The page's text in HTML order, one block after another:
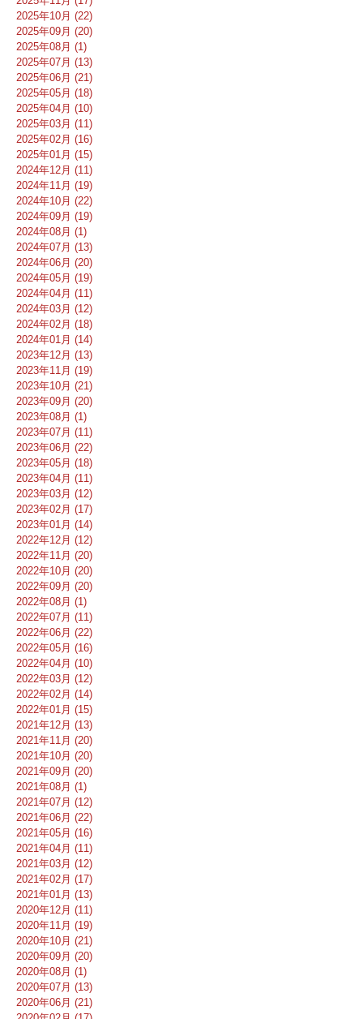
2025年10月 (22)
2025年09月 (20)
2025年08月 (1)
2025年07月 (13)
2025年06月 (21)
2025年05月 (18)
2025年04月 (10)
2025年03月 (11)
2025年02月 (16)
2025年01月 (15)
2024年12月 (11)
2024年11月 (19)
2024年10月 (22)
2024年09月 (19)
2024年08月 (1)
2024年07月 (13)
2024年06月 (20)
2024年05月 (19)
2024年04月 (11)
2024年03月 (12)
2024年02月 (18)
2024年01月 (14)
2023年12月 (13)
2023年11月 (19)
2023年10月 (21)
2023年09月 (20)
2023年08月 (1)
2023年07月 (11)
2023年06月 (22)
2023年05月 (18)
2023年04月 (11)
2023年03月 (12)
2023年02月 (17)
2023年01月 (14)
2022年12月 (12)
2022年11月 (20)
2022年10月 (20)
2022年09月 (20)
2022年08月 (1)
2022年07月 (11)
2022年06月 (22)
2022年05月 (16)
2022年04月 (10)
2022年03月 (12)
2022年02月 (14)
2022年01月 (15)
2021年12月 (13)
2021年11月 (20)
2021年10月 (20)
2021年09月 (20)
2021年08月 (1)
2021年07月 (12)
2021年06月 (22)
2021年05月 (16)
2021年04月 (11)
2021年03月 (12)
2021年02月 (17)
2021年01月 (13)
2020年12月 (11)
2020年11月 (19)
2020年10月 (21)
2020年09月 (20)
2020年08月 (1)
2020年07月 (13)
2020年06月 (21)